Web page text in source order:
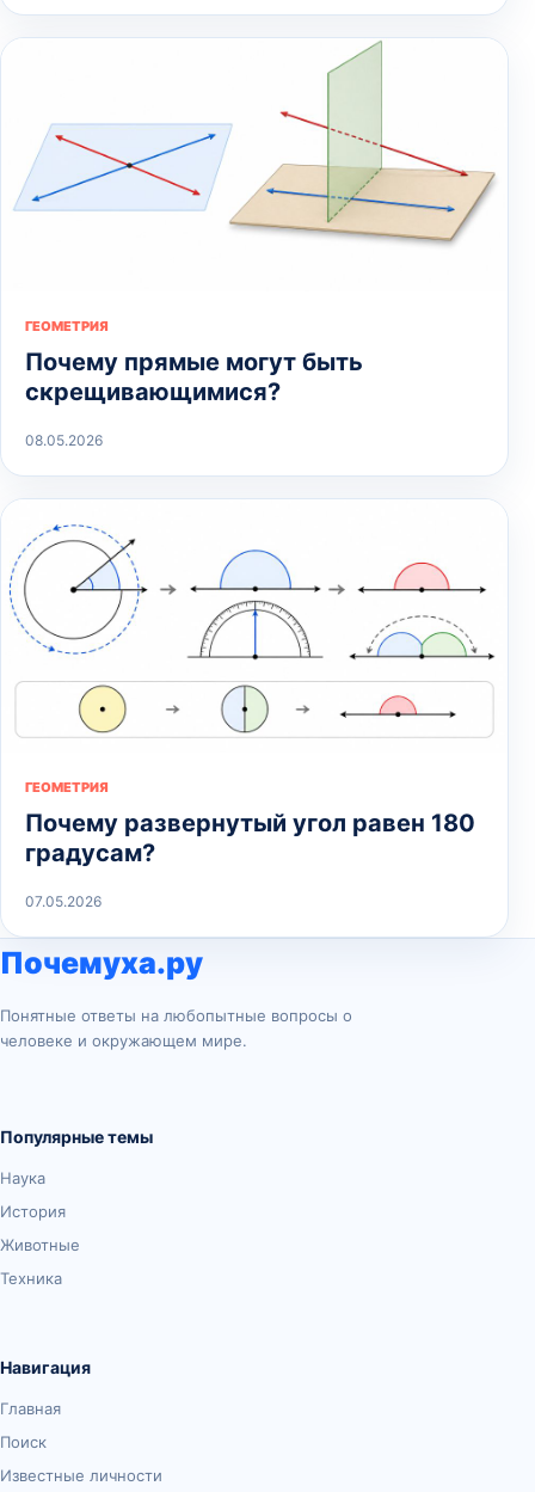
ГЕОМЕТРИЯ
Почему прямые могут быть
скрещивающимися?
08.05.2026
ГЕОМЕТРИЯ
Почему развернутый угол равен 180
градусам?
07.05.2026
Почемуха.ру
Понятные ответы на любопытные вопросы о
человеке и окружающем мире.
Популярные темы
Наука
История
Животные
Техника
Навигация
Главная
Поиск
Известные личности